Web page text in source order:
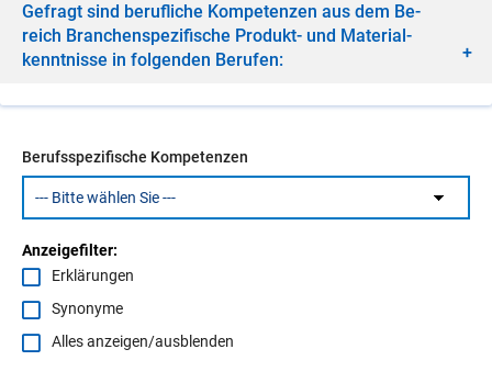
Ge­fragt sind be­ruf­li­che Kom­pe­ten­zen aus dem Be­
reich Bran­chen­spe­zi­fi­sche Pro­dukt- und Ma­te­ri­al­
kennt­nis­se in fol­gen­den Be­ru­fen:
Berufsspezifische Kompetenzen
Anzeigefilter:
Erklärungen
Synonyme
Alles anzeigen/ausblenden